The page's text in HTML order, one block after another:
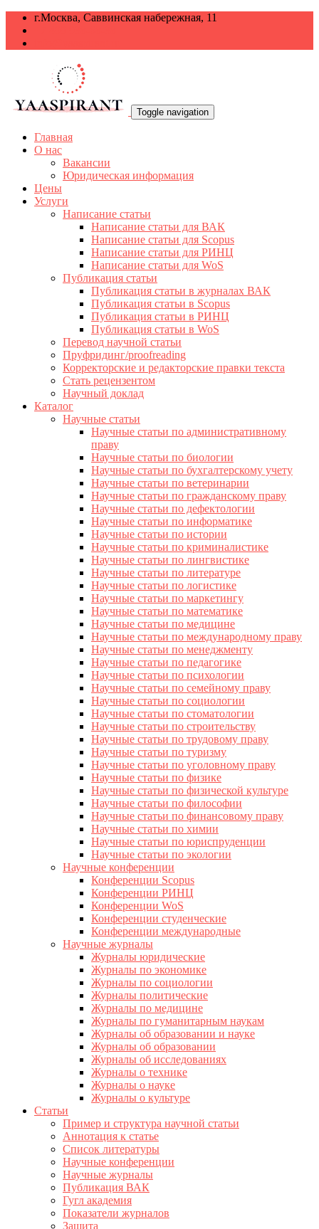
г.Москва, Саввинская набережная, 11
Toggle navigation
Главная
О нас
Вакансии
Юридическая информация
Цены
Услуги
Написание статьи
Написание статьи для ВАК
Написание статьи для Scopus
Написание статьи для РИНЦ
Написание статьи для WoS
Публикация статьи
Публикация статьи в журналах ВАК
Публикация статьи в Scopus
Публикация статьи в РИНЦ
Публикация статьи в WoS
Перевод научной статьи
Пруфридинг/proofreading
Корректорские и редакторские правки текста
Стать рецензентом
Научный доклад
Каталог
Научные статьи
Научные статьи по административному
праву
Научные статьи по биологии
Научные статьи по бухгалтерскому учету
Научные статьи по ветеринарии
Научные статьи по гражданскому праву
Научные статьи по дефектологии
Научные статьи по информатике
Научные статьи по истории
Научные статьи по криминалистике
Научные статьи по лингвистике
Научные статьи по литературе
Научные статьи по логистике
Научные статьи по маркетингу
Научные статьи по математике
Научные статьи по медицине
Научные статьи по международному праву
Научные статьи по менеджменту
Научные статьи по педагогике
Научные статьи по психологии
Научные статьи по семейному праву
Научные статьи по социологии
Научные статьи по стоматологии
Научные статьи по строительству
Научные статьи по трудовому праву
Научные статьи по туризму
Научные статьи по уголовному праву
Научные статьи по физике
Научные статьи по физической культуре
Научные статьи по философии
Научные статьи по финансовому праву
Научные статьи по химии
Научные статьи по юриспруденции
Научные статьи по экологии
Научные конференции
Конференции Scopus
Конференции РИНЦ
Конференции WoS
Конференции студенческие
Конференции международные
Научные журналы
Журналы юридические
Журналы по экономике
Журналы по социологии
Журналы политические
Журналы по медицине
Журналы по гуманитарным наукам
Журналы об образовании и науке
Журналы об образовании
Журналы об исследованиях
Журналы о технике
Журналы о науке
Журналы о культуре
Статьи
Пример и структура научной статьи
Аннотация к статье
Список литературы
Научные конференции
Научные журналы
Публикация ВАК
Гугл академия
Показатели журналов
Защита